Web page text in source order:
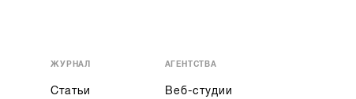
ЖУРНАЛ
Статьи
АГЕНТСТВА
Веб-студии